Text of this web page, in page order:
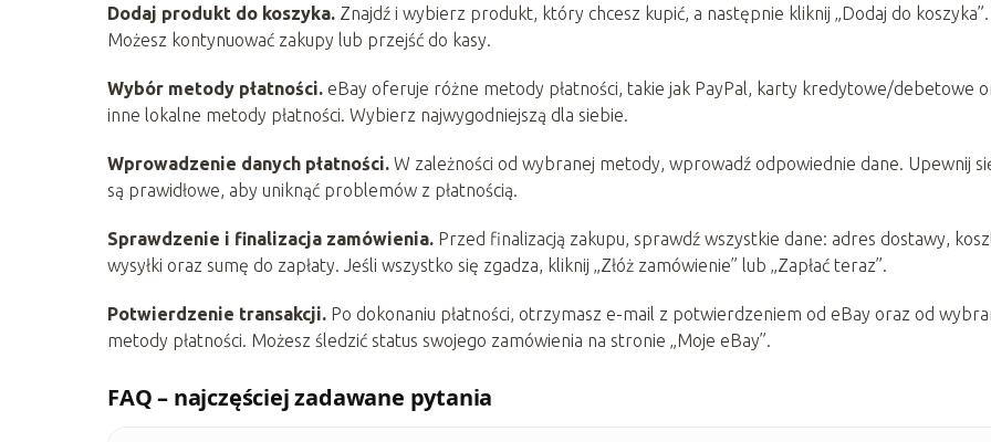
Dodaj produkt do koszyka. Znajdź i wybierz produkt, który chcesz kupić, a następnie kliknij „Dodaj do koszyka”.
Możesz kontynuować zakupy lub przejść do kasy.
Wybór metody płatności. eBay oferuje różne metody płatności, takie jak PayPal, karty kredytowe/debetowe
inne lokalne metody płatności. Wybierz najwygodniejszą dla siebie.
Wprowadzenie danych płatności. W zależności od wybranej metody, wprowadź odpowiednie dane. Upewnij
są prawidłowe, aby uniknąć problemów z płatnością.
Sprawdzenie i finalizacja zamówienia. Przed finalizacją zakupu, sprawdź wszystkie dane: adres dostawy,
wysyłki oraz sumę do zapłaty. Jeśli wszystko się zgadza, kliknij „Złóż zamówienie” lub „Zapłać teraz”.
Potwierdzenie transakcji. Po dokonaniu płatności, otrzymasz e-mail z potwierdzeniem od eBay oraz od
metody płatności. Możesz śledzić status swojego zamówienia na stronie „Moje eBay”.
FAQ – najczęściej zadawane pytania